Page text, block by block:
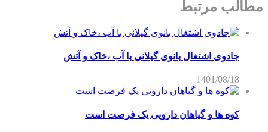
مطالب مرتبط
جادوی اشتغال بانوی گیلانی با آب ،خاک و آتش
1401/08/18
کوه ها و گیاهان دارویی یک فرصت است